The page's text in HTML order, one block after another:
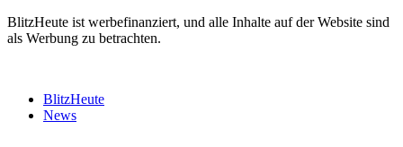
Zum
Inhalt
BlitzHeute ist werbefinanziert, und alle Inhalte auf der Website sind
als Werbung zu betrachten.
BlitzHeute
News